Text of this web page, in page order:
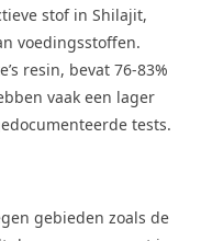
stof in Shilajit,
voedingsstoffen.
resin, bevat 76-83%
vaak een lager
tests.
gebieden zoals de